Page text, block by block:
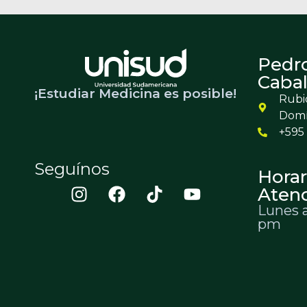
¡Estudiar Medicina es posible!
Seguínos
Lunes
pm